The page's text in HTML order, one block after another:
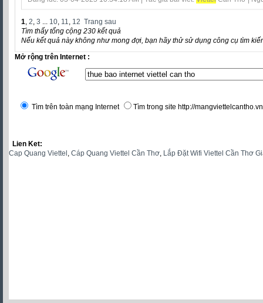
1, 2, 3 ... 10, 11, 12 Trang sau
Tìm thấy tổng cộng 230 kết quả
Nếu kết quả này không như mong đợi, bạn hãy thử sử dụng công cụ tìm
Mở rộng trên Internet :
Tìm trên toàn mạng Internet Tìm trong site http://mangviettelcantho.vn
Lien Ket:
Cap Quang Viettel , Cáp Quang Viettel Cần Thơ, Lắp Đặt Wifi Viettel Cần Thơ